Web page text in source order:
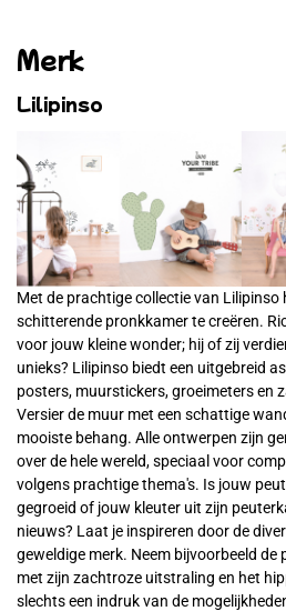
Merk
Lilipinso
Met de prachtige collectie van Lilipinso
schitterende pronkkamer te creëren.
voor jouw kleine wonder; hij of zij
unieks? Lilipinso biedt een uitgebreid
posters, muurstickers, groeimeters en
Versier de muur met een schattige
mooiste behang. Alle ontwerpen zijn
over de hele wereld, speciaal voor
volgens prachtige thema's. Is jouw
gegroeid of jouw kleuter uit zijn
nieuws? Laat je inspireren door de
geweldige merk. Neem bijvoorbeeld de
met zijn zachtroze uitstraling en het
slechts een indruk van de